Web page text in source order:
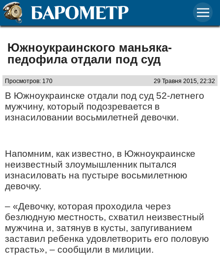
Южноукраинского маньяка-
педофила отдали под суд
Просмотров: 170 29 Травня 2015, 22:32
В Южноукраинске отдали под суд 52-летнего
мужчину, который подозревается в
изнасиловании восьмилетней девочки.
Напомним, как известно, в Южноукраинске
неизвестный злоумышленник пытался
изнасиловать на пустыре восьмилетнюю
девочку.
– «Девочку, которая проходила через
безлюдную местность, схватил неизвестный
мужчина и, затянув в кусты, запугиванием
заставил ребенка удовлетворить его половую
страсть», – сообщили в милиции.